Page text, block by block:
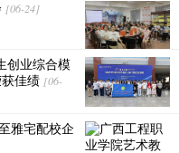
[06-24]
创业综合模
佳绩 [06-
雅宅配校企